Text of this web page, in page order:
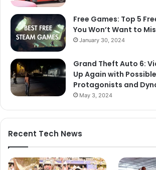
Free Games: Top 5
You Won’t Want to
January 30, 2024
Grand Theft Auto 6:
Up Again with
Protagonists and
May 3, 2024
Recent Tech News